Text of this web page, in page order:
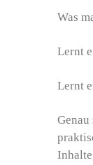
Was
Lernt
Lernt
Genau